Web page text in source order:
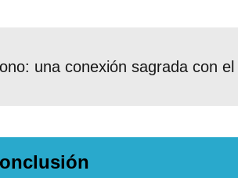
una conexión sagrada con